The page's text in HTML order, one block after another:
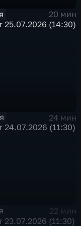
20 мин
25.07.2026 (14:30)
24 мин
24.07.2026 (11:30)
22 мин
23.07.2026 (11:30)